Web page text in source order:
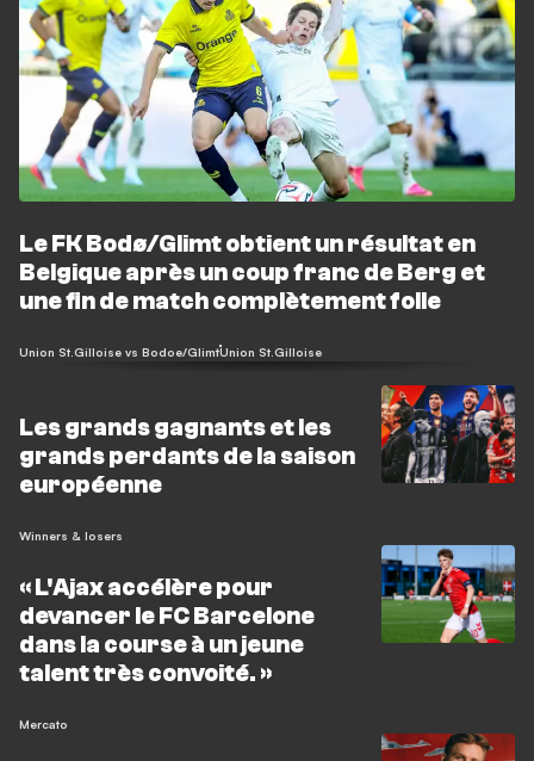
Le FK Bodø/Glimt obtient un résultat en
Belgique après un coup franc de Berg et
une fin de match complètement folle
Union St.Gilloise vs Bodoe/GlimtUnion St.Gilloise
Les grands gagnants et les
grands perdants de la saison
européenne
Winners & losers
« L'Ajax accélère pour
devancer le FC Barcelone
dans la course à un jeune
talent très convoité. »
Mercato